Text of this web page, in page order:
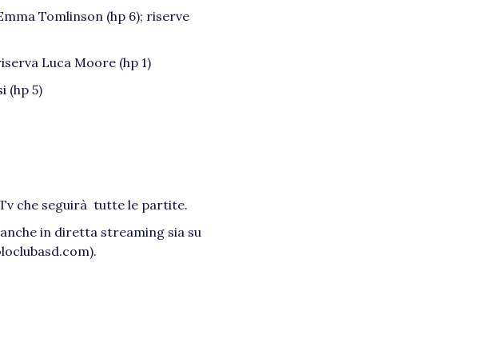
Tomlinson (hp 6); riserve
Luca Moore (hp 1)
(hp 5)
che seguirà tutte le partite.
in diretta streaming sia su